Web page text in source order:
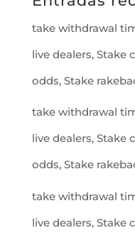
take withdrawal
live dealers, Stake
odds, Stake
take withdrawal
live dealers, Stake
odds, Stake
take withdrawal
live dealers, Stake